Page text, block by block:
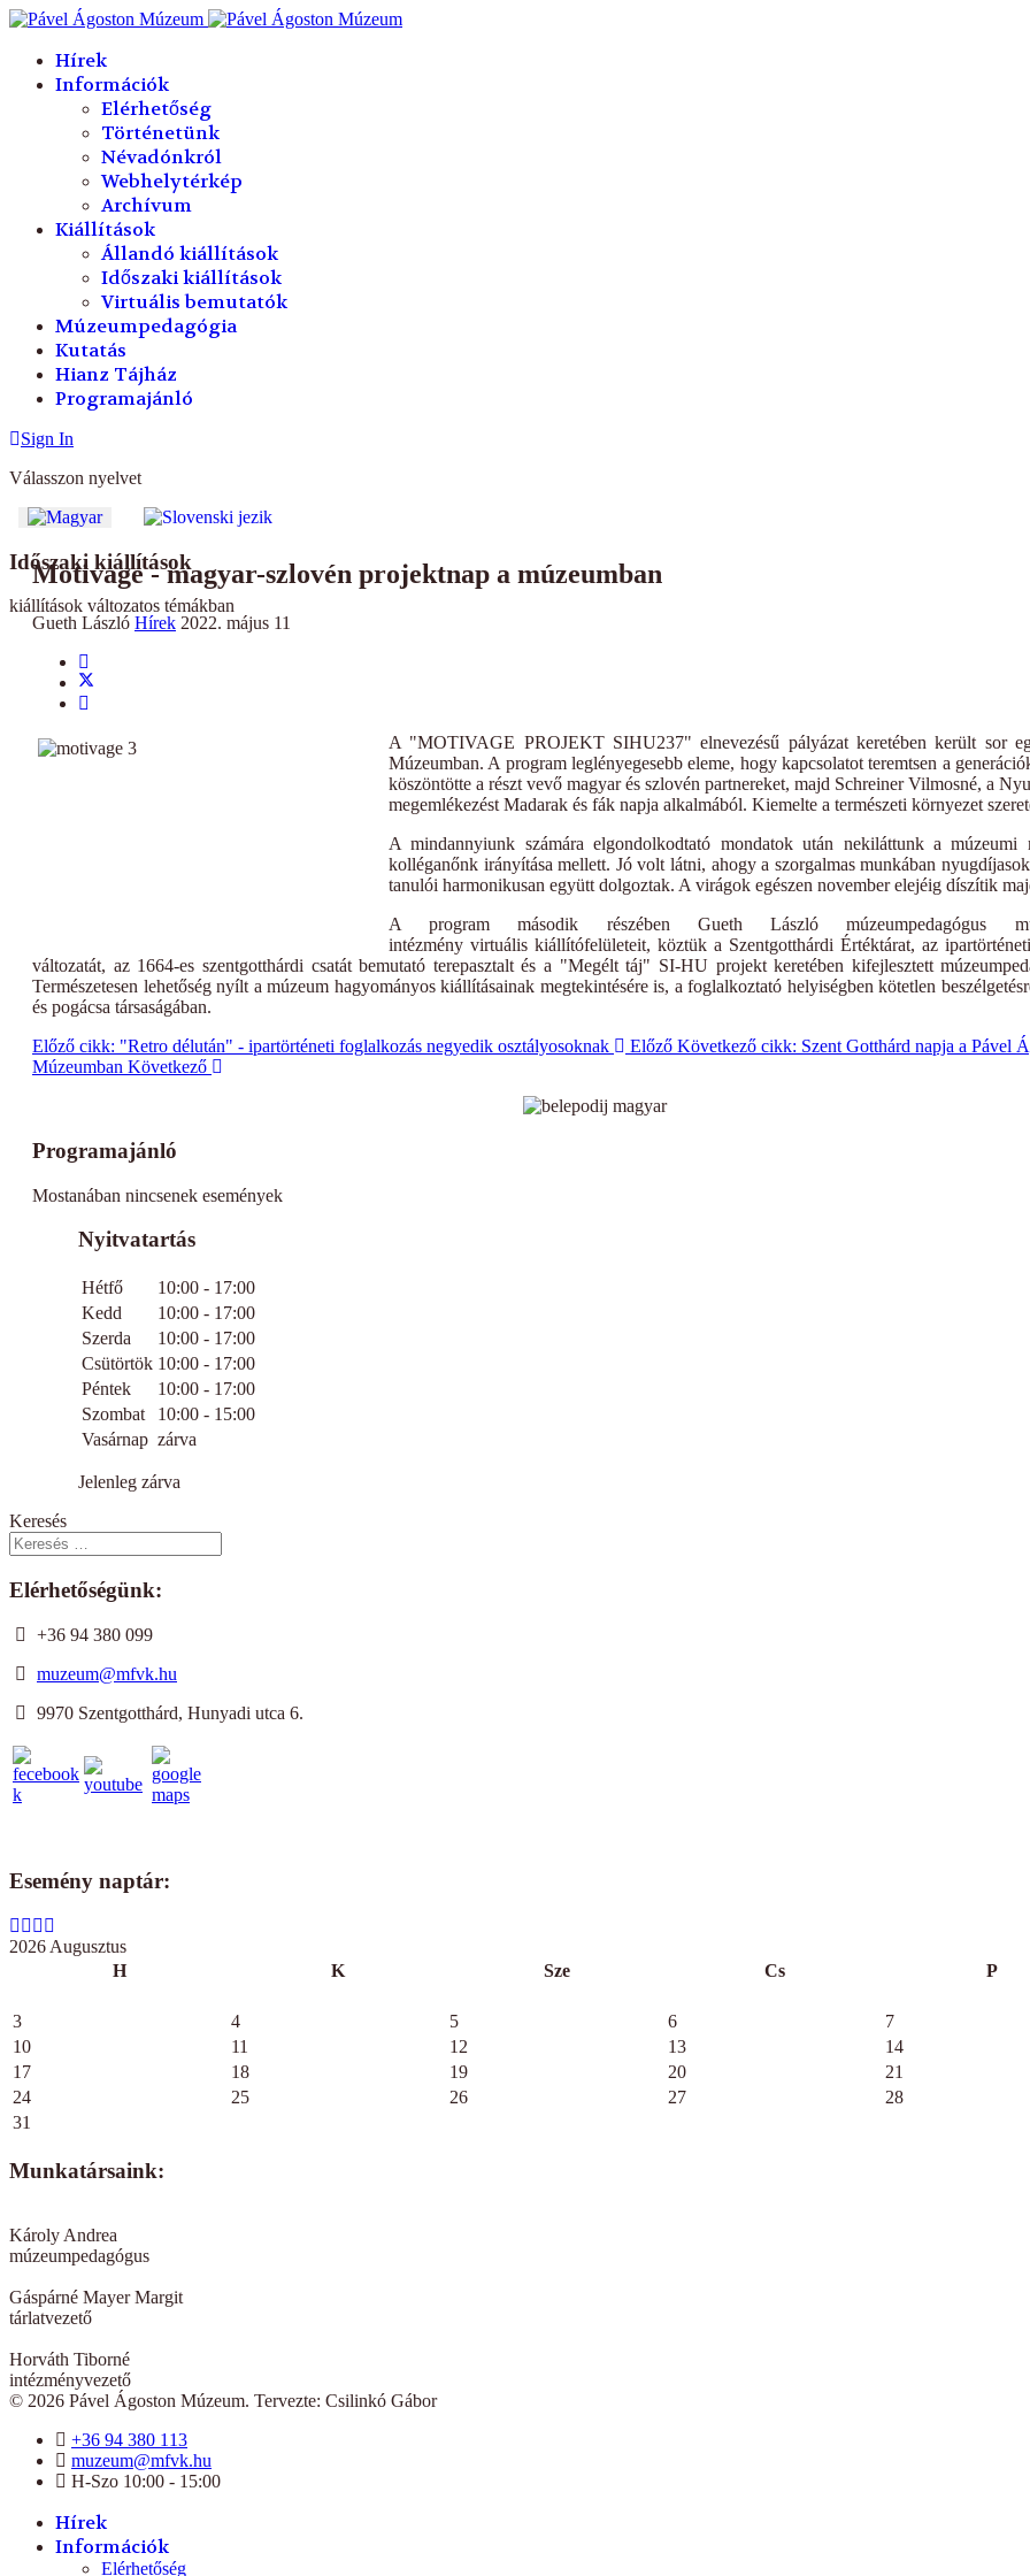
Hírek
Információk
Elérhetőség
Történetünk
Névadónkról
Webhelytérkép
Archívum
Kiállítások
Állandó kiállítások
Időszaki kiállítások
Virtuális bemutatók
Múzeumpedagógia
Kutatás
Hianz Tájház
Programajánló
Sign In
Válasszon nyelvet
Időszaki kiállítások
kiállítások változatos témákban
Motivage - magyar-szlovén projektnap a múzeumban
Gueth László Hírek 2022. május 11
A "MOTIVAGE PROJEKT SIHU237" elnevezésű pályázat keretében került sor
Múzeumban. A program leglényegesebb eleme, hogy kapcsolatot teremtsen a
köszöntötte a részt vevő magyar és szlovén partnereket, majd Schreiner Vilmosné, a
megemlékezést Madarak és fák napja alkalmából. Kiemelte a természeti környezet
A mindannyiunk számára elgondolkodtató mondatok után nekiláttunk a múzeumi
kolléganőnk irányítása mellett. Jó volt látni, ahogy a szorgalmas munkában
tanulói harmonikusan együtt dolgoztak. A virágok egészen november elejéig díszítik
A program második részében Gueth László múzeumpedagógus
intézmény virtuális kiállítófelületeit, köztük a Szentgotthárdi Értéktárat, az
változatát, az 1664-es szentgotthárdi csatát bemutató terepasztalt és a "Megélt táj" SI-HU projekt keretében kifejlesztett
Természetesen lehetőség nyílt a múzeum hagyományos kiállításainak megtekintésére is, a foglalkoztató helyiségben kötetlen
és pogácsa társaságában.
Előző cikk: "Retro délután" - ipartörténeti foglalkozás negyedik osztályosoknak
Előző Következő cikk: Szent Gotthárd napja a Pável
Múzeumban Következő
Programajánló
Mostanában nincsenek események
Nyitvatartás
Hétfő
10:00 - 17:00
Kedd
10:00 - 17:00
Szerda
10:00 - 17:00
Csütörtök 10:00 - 17:00
Péntek
10:00 - 17:00
Szombat
10:00 - 15:00
Vasárnap zárva
Jelenleg zárva
Keresés
Elérhetőségünk:
+36 94 380 099
muzeum@mfvk.hu
9970 Szentgotthárd, Hunyadi utca 6.
Esemény naptár:
évhónap
évhónap
2026 Augusztus
H
K Sze Cs P
3
4 5 6 7
10
11 12 13 14
17
18 19 20 21
24
25 26 27 28
31
Munkatársaink:
Károly Andrea
múzeumpedagógus
Gáspárné Mayer Margit
tárlatvezető
Horváth Tiborné
intézményvezető
© 2026 Pável Ágoston Múzeum. Tervezte: Csilinkó Gábor
+36 94 380 113
muzeum@mfvk.hu
H-Szo 10:00 - 15:00
Hírek
Információk
Elérhetőség